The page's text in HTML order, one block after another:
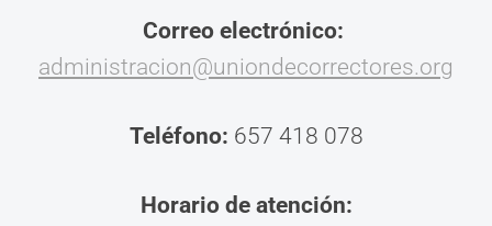
Correo electrónico:
administracion@uniondecorrectores.org
Teléfono: 657 418 078
Horario de atención: